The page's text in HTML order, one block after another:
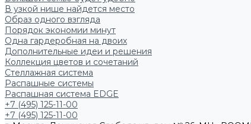
В узкой нише найдется место
Образ одного взгляда
Порядок экономии минут
Одна гардеробная на двоих
Дополнительные идеи и решения
Коллекция цветов и сочетаний
Стеллажная система
Распашные системы
Распашная система EDGE
+7 (495) 125-11-00
+7 (495) 125-11-00